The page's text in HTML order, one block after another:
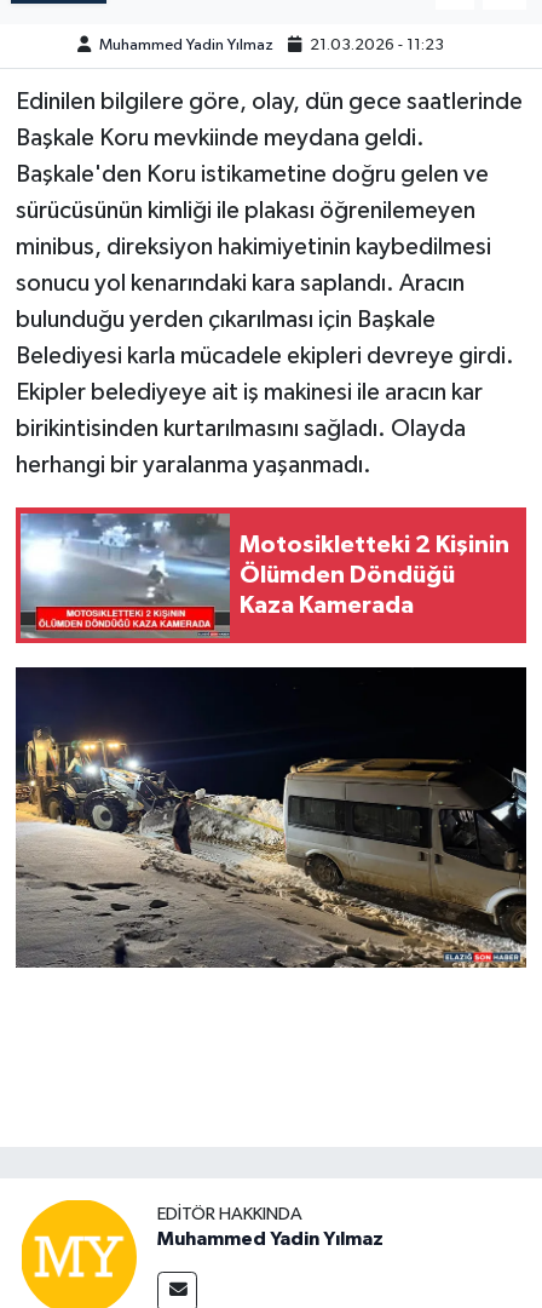
Muhammed Yadin Yılmaz 21.03.2026 - 11:23
Edinilen bilgilere göre, olay, dün gece saatlerinde
Başkale Koru mevkiinde meydana geldi.
Başkale'den Koru istikametine doğru gelen ve
sürücüsünün kimliği ile plakası öğrenilemeyen
minibus, direksiyon hakimiyetinin kaybedilmesi
sonucu yol kenarındaki kara saplandı. Aracın
bulunduğu yerden çıkarılması için Başkale
Belediyesi karla mücadele ekipleri devreye girdi.
Ekipler belediyeye ait iş makinesi ile aracın kar
birikintisinden kurtarılmasını sağladı. Olayda
herhangi bir yaralanma yaşanmadı.
Motosikletteki 2 Kişinin
Ölümden Döndüğü
Kaza Kamerada
EDITÖR HAKKINDA
Muhammed Yadin Yılmaz
ÖZEL HABER
POLİTİKA
SAĞLIK
SİYASET
SPOR
TEKNOLOJİ